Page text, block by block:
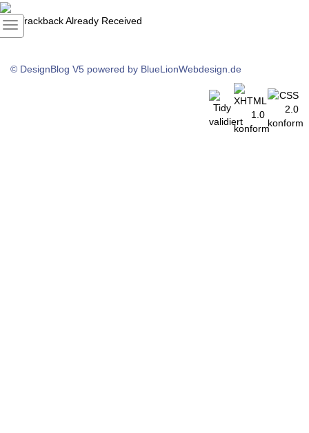
1 Trackback Already Received
© DesignBlog V5 powered by BlueLionWebdesign.de